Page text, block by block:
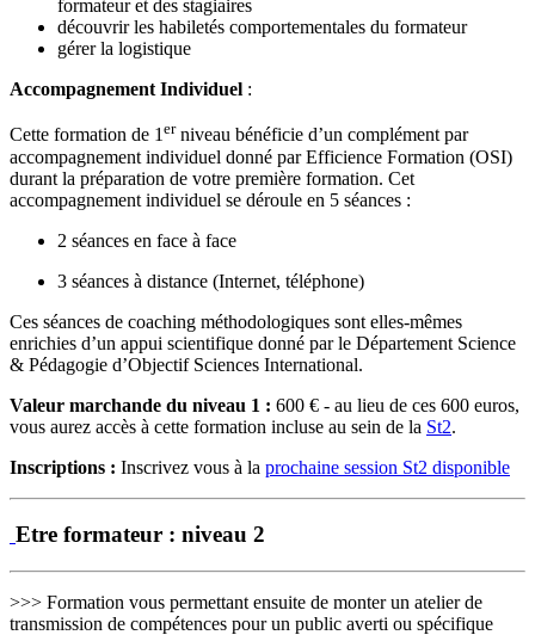
formateur et des stagiaires
découvrir les habiletés comportementales du formateur
gérer la logistique
Accompagnement Individuel :
Cette formation de 1erniveau bénéficie d’un complément par
accompagnement individuel donné par Efficience Formation (OSI)
durant la préparation de votre première formation. Cet
accompagnement individuel se déroule en 5 séances :
2 séances en face à face
3 séances à distance (Internet, téléphone)
Ces séances de coaching méthodologiques sont elles-mêmes
enrichies d’un appui scientifique donné par le Département Science
& Pédagogie d’Objectif Sciences International.
Valeur marchande du niveau 1 : 600 € - au lieu de ces 600 euros,
vous aurez accès à cette formation incluse au sein de la St2.
Inscriptions : Inscrivez vous à la prochaine session St2 disponible
Etre formateur : niveau 2
>>> Formation vous permettant ensuite de monter un atelier de
transmission de compétences pour un public averti ou spécifique